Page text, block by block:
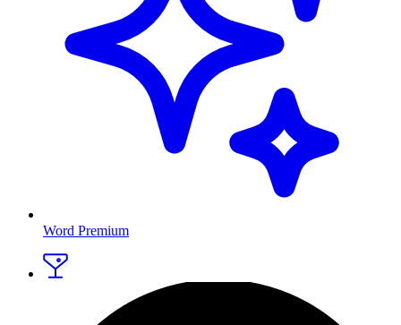
Word Premium